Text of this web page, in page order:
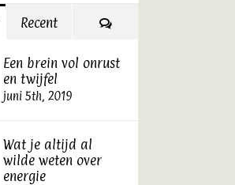
Recent Reacties
Een brein vol onrust
en twijfel
juni 5th, 2019
Wat je altijd al
wilde weten over
energie